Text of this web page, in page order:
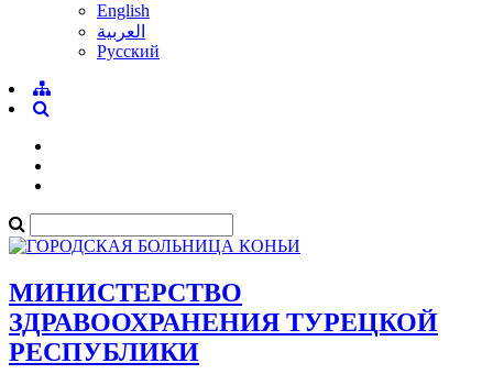
English
العربية
Pусский
МИНИСТЕРСТВО
ЗДРАВООХРАНЕНИЯ ТУРЕЦКОЙ
РЕСПУБЛИКИ